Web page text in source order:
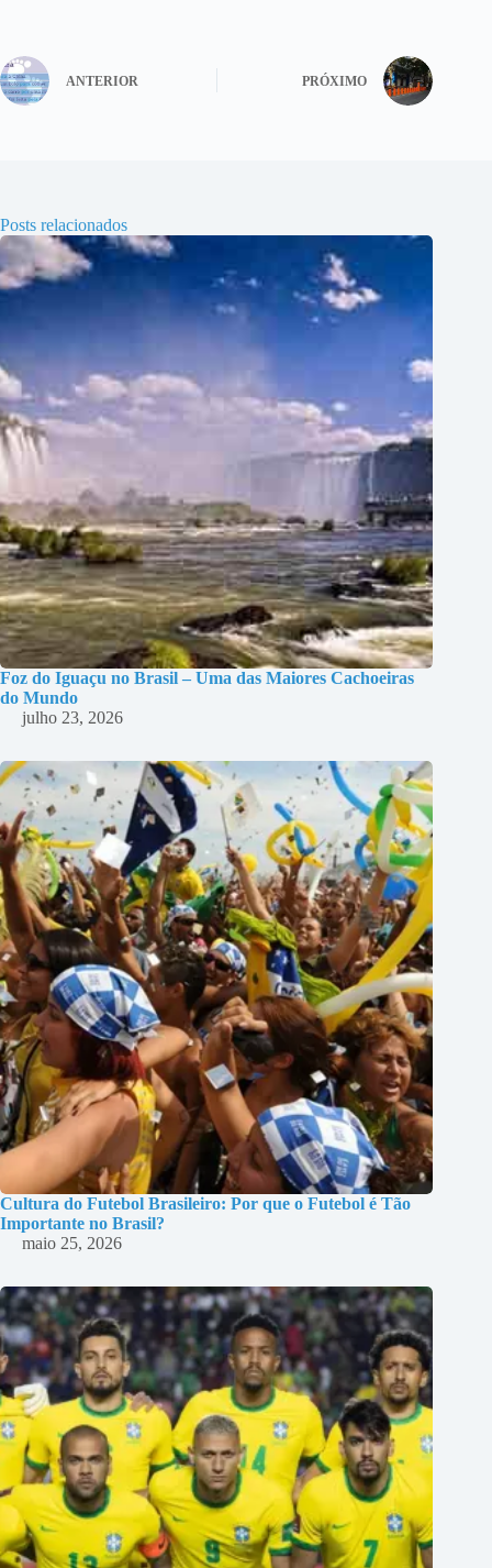
ANTERIOR PRÓXIMO
Posts relacionados
Foz do Iguaçu no Brasil – Uma das Maiores Cachoeiras
do Mundo
julho 23, 2026
Cultura do Futebol Brasileiro: Por que o Futebol é Tão
Importante no Brasil?
maio 25, 2026